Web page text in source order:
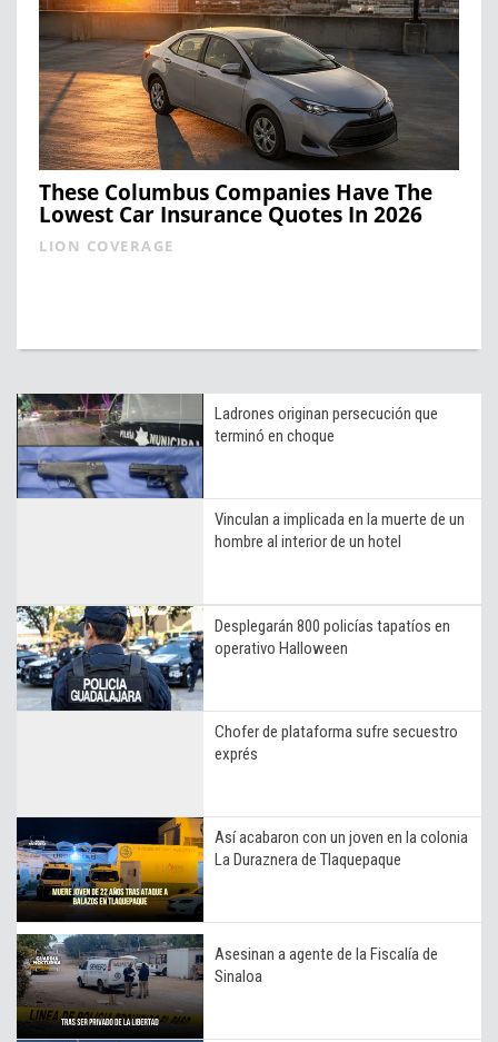
These Columbus Companies Have The
Lowest Car Insurance Quotes In 2026
LION COVERAGE
Ladrones originan persecución que
terminó en choque
Vinculan a implicada en la muerte de un
hombre al interior de un hotel
Desplegarán 800 policías tapatíos en
operativo Halloween
Chofer de plataforma sufre secuestro
exprés
Así acabaron con un joven en la colonia
La Duraznera de Tlaquepaque
Asesinan a agente de la Fiscalía de
Sinaloa